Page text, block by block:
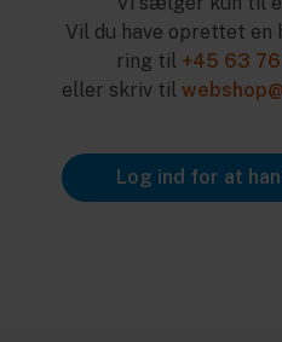
Vil du have oprettet en
ring til +45 63
eller skriv til
Log ind for at